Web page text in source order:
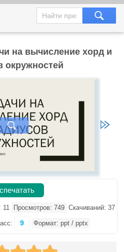
на вычисление хорд и
окружностей
11 Просмотров: 749 Скачиваний: 37
9 Формат: ppt / pptx